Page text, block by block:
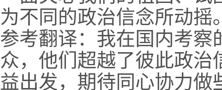
为不同的政治信念所动摇
参考翻译：我在国内考察
众，他们超越了彼此政
益出发，期待同心协力做